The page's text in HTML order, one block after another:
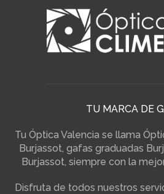
TU MARCA DE
Tu Óptica Valencia se llama
Burjassot, gafas graduadas
Burjassot, siempre con la
Disfruta de todos nuestros